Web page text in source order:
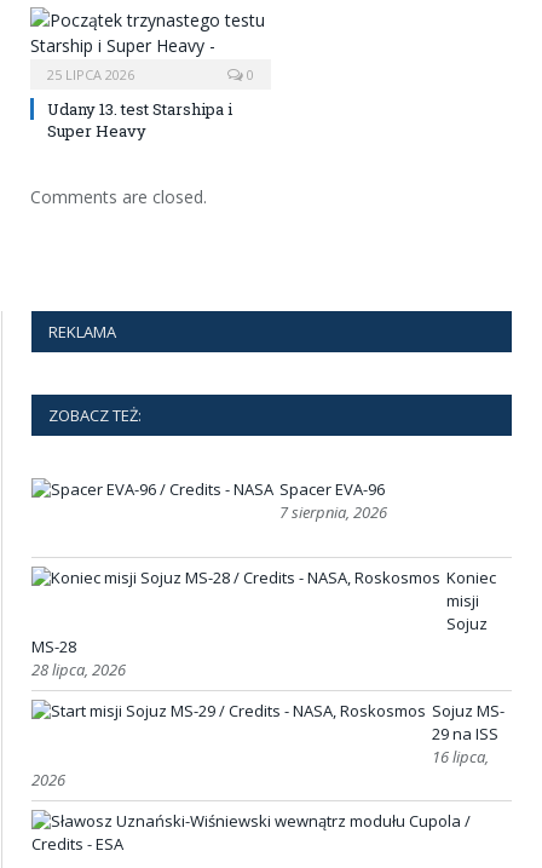
25 LIPCA 2026 0
Udany 13. test Starshipa i
Super Heavy
Comments are closed.
REKLAMA
ZOBACZ TEŻ:
Spacer EVA-96
7 sierpnia, 2026
Koniec
misji
Sojuz
MS-28
28 lipca, 2026
Sojuz MS-
29 na ISS
16 lipca,
2026